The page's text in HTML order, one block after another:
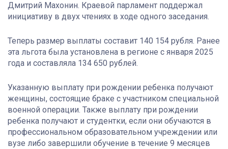
Дмитрий Махонин. Краевой парламент поддержал
инициативу в двух чтениях в ходе одного заседания.
Теперь размер выплаты составит 140 154 рубля. Ранее
эта льгота была установлена в регионе с января 2025
года и составляла 134 650 рублей.
Указанную выплату при рождении ребенка получают
женщины, состоящие браке с участником специальной
военной операции. Также выплату при рождении
ребенка получают и студентки, если они обучаются в
профессиональном образовательном учреждении или
вузе либо завершили обучение в течение 9 месяцев